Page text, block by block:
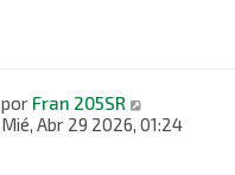
por Fran 205SR
e
Mié, Abr 29 2026, 01:24